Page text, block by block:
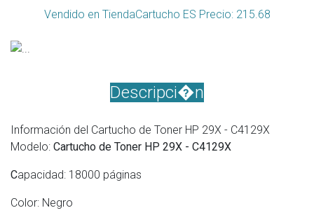
Vendido en TiendaCartucho ES Precio: 215.68
Descripci�n
Información del Cartucho de Toner HP 29X - C4129X
Modelo: Cartucho de Toner HP 29X - C4129X
Capacidad: 18000 páginas
Color: Negro